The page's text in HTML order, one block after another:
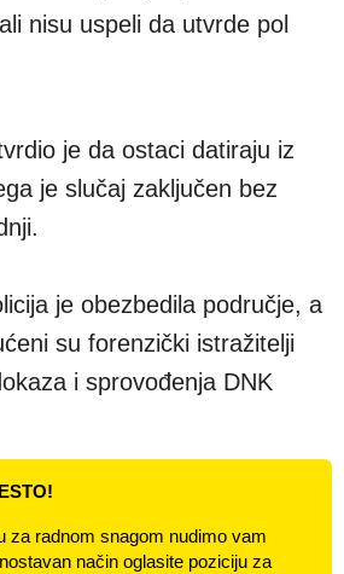
nisu uspeli da utvrde pol
je da ostaci datiraju iz
je slučaj zaključen bez
je obezbedila područje, a
su forenzički istražitelji
i sprovođenja DNK
za radnom snagom nudimo vam
način oglasite poziciju za